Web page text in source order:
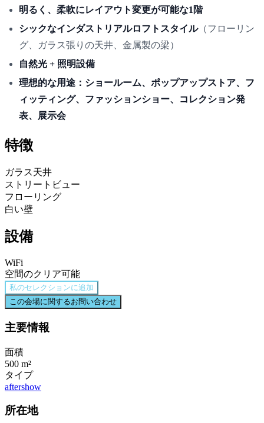
明るく、柔軟にレイアウト変更が可能な1階
シックなインダストリアルロフトスタイル（フローリン
グ、ガラス張りの天井、金属製の梁）
自然光 + 照明設備
理想的な用途：ショールーム、ポップアップストア、フ
ィッティング、ファッションショー、コレクション発
表、展示会
特徴
ガラス天井
ストリートビュー
フローリング
白い壁
設備
WiFi
空間のクリア可能
私のセレクションに追加
この会場に関するお問い合わせ
主要情報
面積
500 m²
タイプ
aftershow
所在地